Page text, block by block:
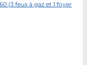
(3 feux à gaz et 1 foyer